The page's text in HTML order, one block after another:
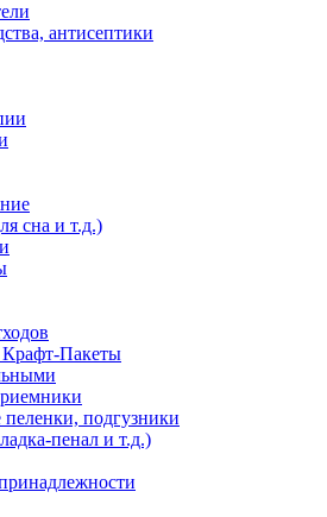
антисептики
сна и т.д.)
Пакеты
подгузники
пенал и т.д.)